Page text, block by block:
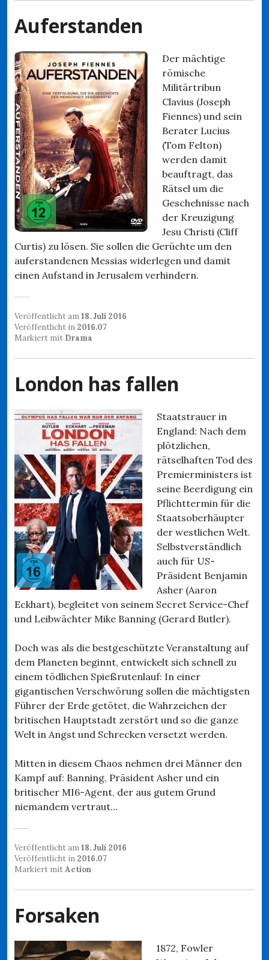
Auferstanden
Der mächtige
römische
Militärtribun
Clavius (Joseph
Fiennes) und sein
Berater Lucius
(Tom Felton)
werden damit
beauftragt, das
Rätsel um die
Geschehnisse nach
der Kreuzigung
Jesu Christi (Cliff
Curtis) zu lösen. Sie sollen die Gerüchte um den
auferstandenen Messias widerlegen und damit
einen Aufstand in Jerusalem verhindern.
Veröffentlicht am18. Juli 2016
Veröffentlicht in 2016.07
Markiert mit Drama
London has fallen
Staatstrauer in
England: Nach dem
plötzlichen,
rätselhaften Tod des
Premierministers ist
seine Beerdigung ein
Pflichttermin für die
Staatsoberhäupter
der westlichen Welt.
Selbstverständlich
auch für US-
Präsident Benjamin
Asher (Aaron
Eckhart), begleitet von seinem Secret Service-Chef
und Leibwächter Mike Banning (Gerard Butler).
Doch was als die bestgeschützte Veranstaltung auf
dem Planeten beginnt, entwickelt sich schnell zu
einem tödlichen Spießrutenlauf: In einer
gigantischen Verschwörung sollen die mächtigsten
Führer der Erde getötet, die Wahrzeichen der
britischen Hauptstadt zerstört und so die ganze
Welt in Angst und Schrecken versetzt werden.
Mitten in diesem Chaos nehmen drei Männer den
Kampf auf: Banning, Präsident Asher und ein
britischer MI6-Agent, der aus gutem Grund
niemandem vertraut…
Veröffentlicht am18. Juli 2016
Veröffentlicht in 2016.07
Markiert mitAction
Forsaken
1872, Fowler